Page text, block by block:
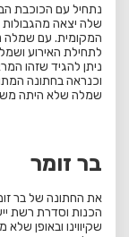
נתחיל עם הכוכבת
שלה יצאה מהגבולות
המקומית. עם שמלה
לתחילת האירוע
ניתן להגיד שזהו
וכנראה בחתונה
שמלה שלא היתה
בר זומר
את החתונה של בר
הכנות וסדרת רשת
שקיווינו ובאופן